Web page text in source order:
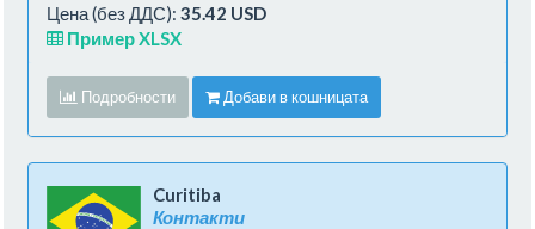
Цена (без ДДС): 35.42 USD
Пример XLSX
Подробности Добави в кошницата
Curitiba
Контакти